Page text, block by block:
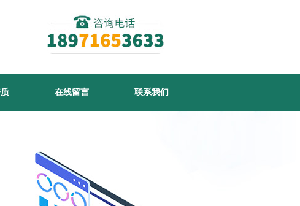
在线留言 联系我们